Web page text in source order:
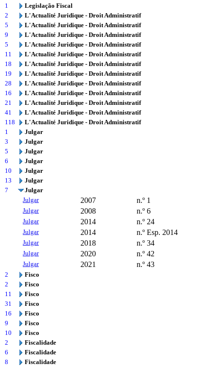
1
Legislação Fiscal
2
L'Actualité Juridique - Droit Administratif
5
L'Actualité Juridique - Droit Administratif
9
L'Actualité Juridique - Droit Administratif
5
L'Actualité Juridique - Droit Administratif
11
L'Actualité Juridique - Droit Administratif
18
L'Actualité Juridique - Droit Administratif
19
L'Actualité Juridique - Droit Administratif
28
L'Actualité Juridique - Droit Administratif
16
L'Actualité Juridique - Droit Administratif
21
L'Actualité Juridique - Droit Administratif
41
L'Actualité Juridique - Droit Administratif
118
L'Actualité Juridique - Droit Administratif
1
Julgar
3
Julgar
5
Julgar
6
Julgar
10
Julgar
13
Julgar
7
Julgar
Julgar
2007 n.º 1
Julgar 2008 n.º 6
Julgar 2014 n.º 24
Julgar 2014 n.º Esp. 2014
Julgar 2018 n.º 34
Julgar 2020 n.º 42
Julgar 2021 n.º 43
2
Fisco
2
Fisco
11
Fisco
31
Fisco
16
Fisco
9
Fisco
10
Fisco
2
Fiscalidade
6
Fiscalidade
8
Fiscalidade